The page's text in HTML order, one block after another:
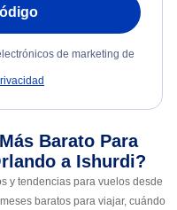
de marketing de
Barato Para
a Ishurdi?
y tendencias para vuelos desde
baratos para viajar, cuándo